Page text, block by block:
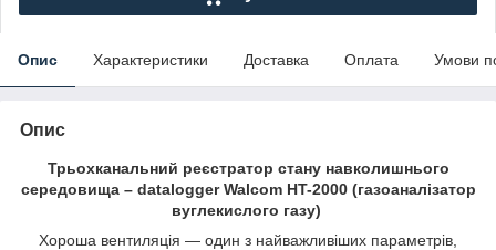
Опис Характеристики Доставка Оплата Умови
Опис
Трьохканальний реєстратор стану навколишнього
середовища – datalogger Walcom HT-2000 (газоаналізатор
вуглекислого газу)
Хороша вентиляція — один з найважливіших параметрів,